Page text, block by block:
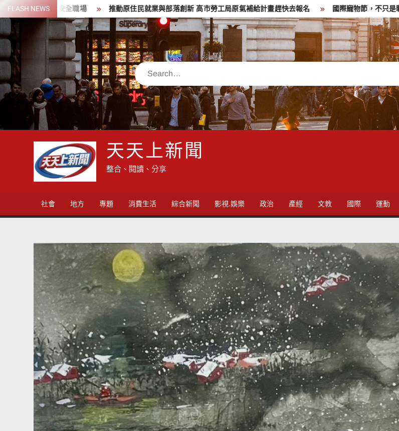
Skip
to
content
FLASH NEWS
安全職場 推動原住民就業與部落創新 高市勞工局原氣補給計畫趕快去報名 國際寵物節，不只是曬毛孩 薛兆基盼
Search
天天上新聞
整合、閱讀、分享
社會 地方 專題 消費生活 綜合新聞 影視.娛樂 政治 產經 文教 國際 運動